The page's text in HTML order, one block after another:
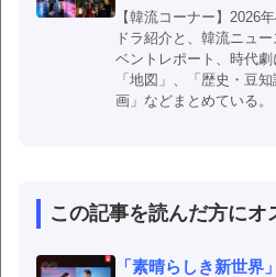
【韓流コーナー】2026
ドラ紹介と、韓流ニュ
ベントレポート、時代劇
「地図」、「歴史・豆
画」などまとめている。
この記事を読んだ方にオ
「素晴らしき新世界